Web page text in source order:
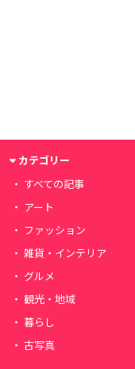
カテゴリー
すべての記事
アート
ファッション
雑貨・インテリア
グルメ
観光・地域
暮らし
古写真